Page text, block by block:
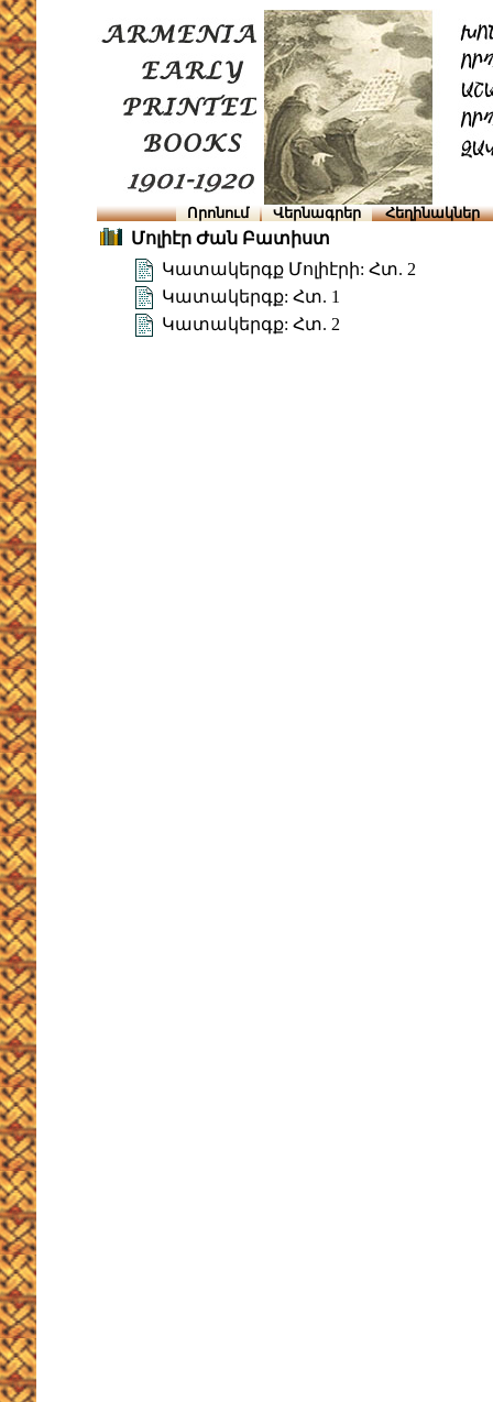
Որոնում Վերնագրեր Հեղինակներ
Մոլիէր Ժան Բատիստ
Կատակերգք Մոլիէրի: Հտ. 2
Կատակերգք: Հտ. 1
Կատակերգք: Հտ. 2